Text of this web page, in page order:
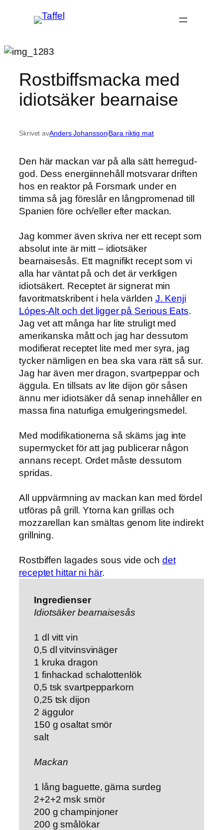
Rostbiffsmacka med
idiotsäker bearnaise
Skrivet avAnders JohanssoniBara riktig mat
Den här mackan var på alla sätt herregud-
god. Dess energiinnehåll motsvarar driften
hos en reaktor på Forsmark under en
timma så jag föreslår en långpromenad till
Spanien före och/eller efter mackan.
Jag kommer även skriva ner ett recept som
absolut inte är mitt – idiotsäker
bearnaisesås. Ett magnifikt recept som vi
alla har väntat på och det är verkligen
idiotsäkert. Receptet är signerat min
favoritmatskribent i hela världen J. Kenji
Lópes-Alt och det ligger på Serious Eats.
Jag vet att många har lite struligt med
amerikanska mått och jag har dessutom
modifierat receptet lite med mer syra, jag
tycker nämligen en bea ska vara rätt så sur.
Jag har även mer dragon, svartpeppar och
äggula. En tillsats av lite dijon gör såsen
ännu mer idiotsäker då senap innehåller en
massa fina naturliga emulgeringsmedel.
Med modifikationerna så skäms jag inte
supermycket för att jag publicerar någon
annans recept. Ordet måste dessutom
spridas.
All uppvärmning av mackan kan med fördel
utföras på grill. Ytorna kan grillas och
mozzarellan kan smältas genom lite indirekt
grillning.
Rostbiffen lagades sous vide och det
receptet hittar ni här.
Ingredienser
Idiotsäker bearnaisesås
1 dl vitt vin
0,5 dl vitvinsvinäger
1 kruka dragon
1 finhackad schalottenlök
0,5 tsk svartpepparkorn
0,25 tsk dijon
2 äggulor
150 g osaltat smör
salt
Mackan
1 lång baguette, gärna surdeg
2+2+2 msk smör
200 g champinjoner
200 g smålökar